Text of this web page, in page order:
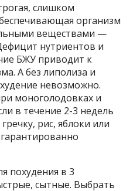
слишком
организм
веществами —
нутриентов и
БЖУ приводит к
А без липолиза и
невозможно.
моноголодовках и
в течение 2-3 недель
рис, яблоки или
похудения в 3
сытные. Выбрать